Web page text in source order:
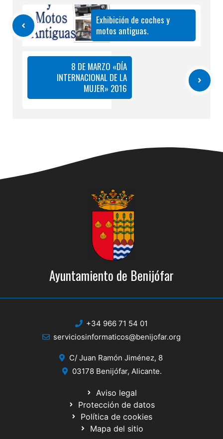
Exhibición de coches y
motos antiguas.
8 DE MARZO «DÍA
INTERNACIONAL DE LA
MUJER» 2016
Ayuntamiento de Benijófar
+34 966 71 54 01
serviciosinformaticos@benijofar.org
C/ Juan Ramón Jiménez, 8
03178 Benijófar, Alicante.
Aviso legal
Protección de datos
Política de cookies
Mapa del sitio